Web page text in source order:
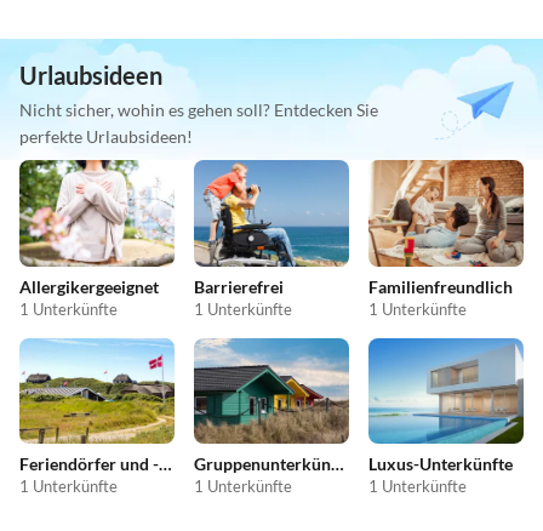
Urlaubsideen
Nicht sicher, wohin es gehen soll? Entdecken Sie
perfekte Urlaubsideen!
Allergikergeeignet
1 Unterkünfte
Barrierefrei
1 Unterkünfte
Familienfreundlich
1 Unterkünfte
Feriendörfer und -anlagen
1 Unterkünfte
Gruppenunterkünfte
1 Unterkünfte
Luxus-Unterkünfte
1 Unterkünfte